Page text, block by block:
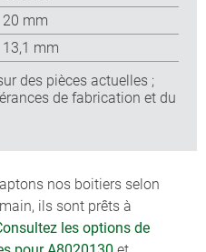
20 mm
13,1 mm
des pièces actuelles ;
de fabrication et du
nos boitiers selon
ils sont prêts à
les options de